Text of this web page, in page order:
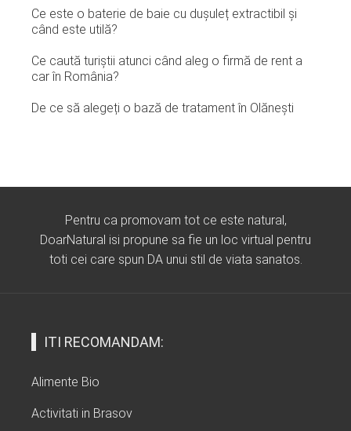
Ce este o baterie de baie cu dușuleț extractibil și
când este utilă?
Ce caută turiștii atunci când aleg o firmă de rent a
car în România?
De ce să alegeți o bază de tratament în Olănești
Pentru ca promovam tot ce este natural,
DoarNatural isi propune sa fie un loc virtual pentru
toti cei care spun DA unui stil de viata sanatos.
ITI RECOMANDAM:
Alimente Bio
Activitati in Brasov